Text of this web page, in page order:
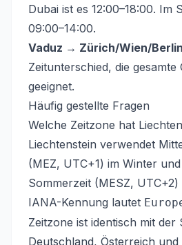
Dubai ist es 12:00–18:00. Im
09:00–14:00.
Vaduz → Zürich/Wien/
Zeitunterschied, die gesamte
geeignet.
Häufig gestellte Fragen
Welche Zeitzone hat
Liechtenstein verwendet
(MEZ, UTC+1) im Winter
Sommerzeit (MESZ, UTC+2)
IANA-Kennung lautet
Zeitzone ist identisch mit der
Deutschland, Österreich